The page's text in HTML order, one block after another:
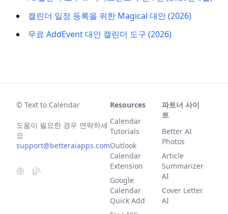
캘린더 일정 등록을 위한 Magical 대안 (2026)
무료 AddEvent 대안 캘린더 도구 (2026)
© Text to Calendar
도움이 필요한 경우 연락하세
요
support@betteraiapps.com
Resources
Calendar
Tutorials
Outlook
Calendar
Extension
Google
Calendar
Quick Add
파트너 사이
트
Better AI
Photos
Article
Summarizer
AI
Cover Letter
AI